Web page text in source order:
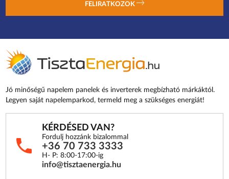
FELIRATKOZOK
Jó minőségű napelem panelek és inverterek megbízható márkáktól.
Legyen saját napelemparkod, termeld meg a szükséges energiát!
KÉRDÉSED VAN?
Fordulj hozzánk bizalommal
+36 70 733 3333
H- P: 8:00-17:00-ig
info@tisztaenergia.hu